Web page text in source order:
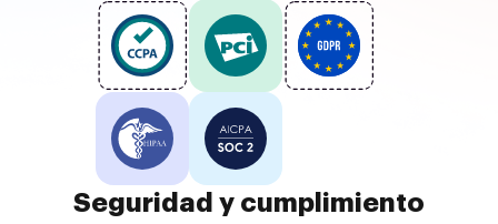
Seguridad y cumplimiento